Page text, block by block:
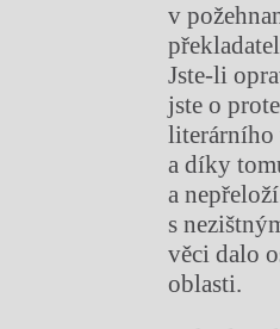
v
Jste-li
jste o
literárního
a díky
a
s
věci dalo
oblasti.